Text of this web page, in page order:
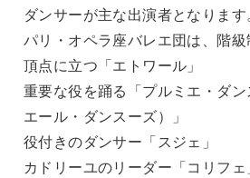
ダンサーが主な出演者となります。
パリ・オペラ座バレエ団は、階級
頂点に立つ「エトワール」
重要な役を踊る「プルミエ・ダ
エール・ダンスーズ）」
役付きのダンサー「スジェ」
カドリーユのリーダー「コリフェ